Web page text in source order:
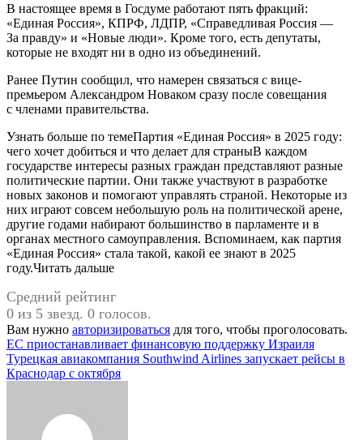
В настоящее время в Госдуме работают пять фракций:
«Единая Россия», КПРФ, ЛДПР, «Справедливая Россия —
За правду» и «Новые люди». Кроме того, есть депутаты,
которые не входят ни в одно из объединений.
Ранее Путин сообщил, что намерен связаться с вице-
премьером Александром Новаком сразу после совещания
с членами правительства.
Узнать больше по темеПартия «Единая Россия» в 2025 году:
чего хочет добиться и что делает для страныВ каждом
государстве интересы разных граждан представляют разные
политические партии. Они также участвуют в разработке
новых законов и помогают управлять страной. Некоторые из
них играют совсем небольшую роль на политической арене,
другие годами набирают большинство в парламенте и в
органах местного самоуправления. Вспоминаем, как партия
«Единая Россия» стала такой, какой ее знают в 2025
году.Читать дальше
Средний рейтинг
0 из 5 звезд. 0 голосов.
Вам нужно авторизироваться для того, чтобы проголосовать.
Навигация
по
ЕС приостанавливает финансовую поддержку Израиля
Турецкая авиакомпания Southwind Airlines запускает рейсы в
Краснодар с октября